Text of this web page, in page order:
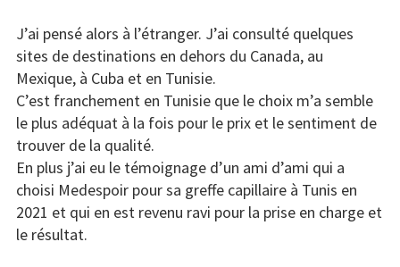
J’ai pensé alors à l’étranger. J’ai consulté quelques
sites de destinations en dehors du Canada, au
Mexique, à Cuba et en Tunisie.
C’est franchement en Tunisie que le choix m’a semble
le plus adéquat à la fois pour le prix et le sentiment de
trouver de la qualité.
En plus j’ai eu le témoignage d’un ami d’ami qui a
choisi Medespoir pour sa greffe capillaire à Tunis en
2021 et qui en est revenu ravi pour la prise en charge et
le résultat.